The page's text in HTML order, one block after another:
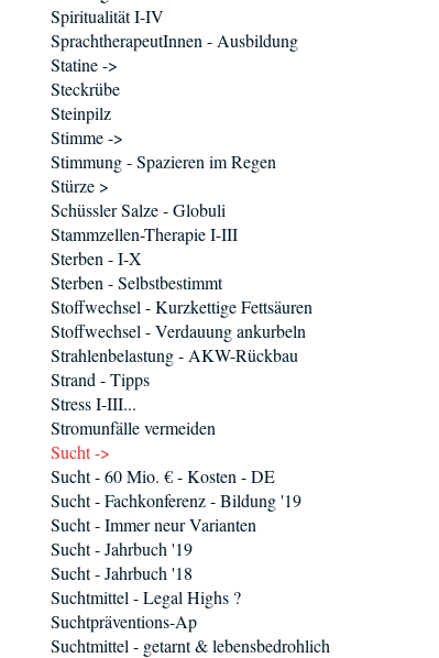
Spiritualität I-IV
SprachtherapeutInnen - Ausbildung
Statine ->
Steckrübe
Steinpilz
Stimme ->
Stimmung - Spazieren im Regen
Stürze >
Schüssler Salze - Globuli
Stammzellen-Therapie I-III
Sterben - I-X
Sterben - Selbstbestimmt
Stoffwechsel - Kurzkettige Fettsäuren
Stoffwechsel - Verdauung ankurbeln
Strahlenbelastung - AKW-Rückbau
Strand - Tipps
Stress I-III...
Stromunfälle vermeiden
Sucht ->
Sucht - 60 Mio. € - Kosten - DE
Sucht - Fachkonferenz - Bildung '19
Sucht - Immer neur Varianten
Sucht - Jahrbuch '19
Sucht - Jahrbuch '18
Suchtmittel - Legal Highs ?
Suchtpräventions-Ap
Suchtmittel - getarnt & lebensbedrohlich